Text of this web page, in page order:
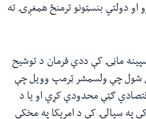
او دولتي بنسټونو ترمنځ همغږۍ ته
ماڼۍ کې ددې فرمان د توشیح
شول چې ولسمشر ټرمپ وويل چې
ګټې محدودې کړي او یا د
په سيالۍ کې د امريکا په مخکې